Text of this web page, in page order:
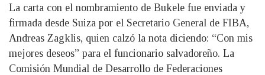
La carta con el nombramiento de Bukele fue enviada y
firmada desde Suiza por el Secretario General de FIBA,
Andreas Zagklis, quien calzó la nota diciendo: “Con mis
mejores deseos” para el funcionario salvadoreño. La
Comisión Mundial de Desarrollo de Federaciones